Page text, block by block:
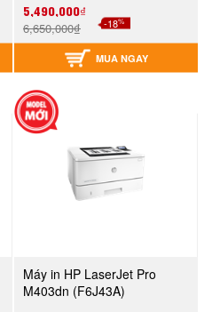
5,490,000₫
6,650,000₫ -18%
MUA NGAY
Máy in HP LaserJet Pro
M403dn (F6J43A)